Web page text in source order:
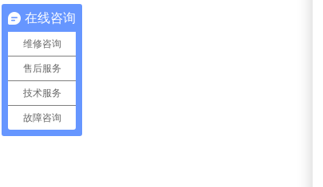
在线咨询
维修咨询
售后服务
技术服务
故障咨询